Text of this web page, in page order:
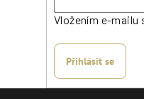
Vložením e-mailu
Přihlásit se